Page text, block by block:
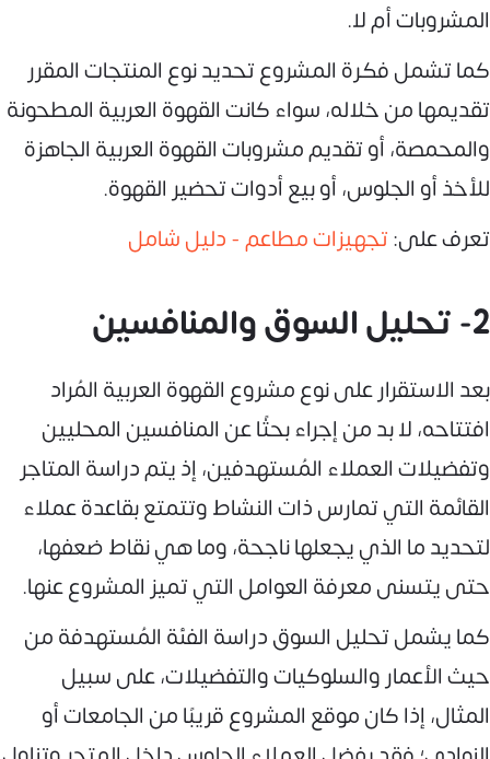
المشروبات أم لا.
كما تشمل فكرة المشروع تحديد نوع المنتجات المقرر
تقديمها من خلاله، سواء كانت القهوة العربية المطحونة
والمحمصة، أو تقديم مشروبات القهوة العربية الجاهزة
للأخذ أو الجلوس، أو بيع أدوات تحضير القهوة.
تعرف على:تجهيزات مطاعم - دليل شامل
2- تحليل السوق والمنافسين
بعد الاستقرار على نوع مشروع القهوة العربية المُراد
افتتاحه، لا بد من إجراء بحثًا عن المنافسين المحليين
وتفضيلات العملاء المُستهدفين، إذ يتم دراسة المتاجر
القائمة التي تمارس ذات النشاط وتتمتع بقاعدة عملاء
لتحديد ما الذي يجعلها ناجحة، وما هي نقاط ضعفها،
حتى يتسنى معرفة العوامل التي تميز المشروع عنها.
كما يشمل تحليل السوق دراسة الفئة المُستهدفة من
حيث الأعمار والسلوكيات والتفضيلات، على سبيل
المثال، إذا كان موقع المشروع قريبًا من الجامعات أو